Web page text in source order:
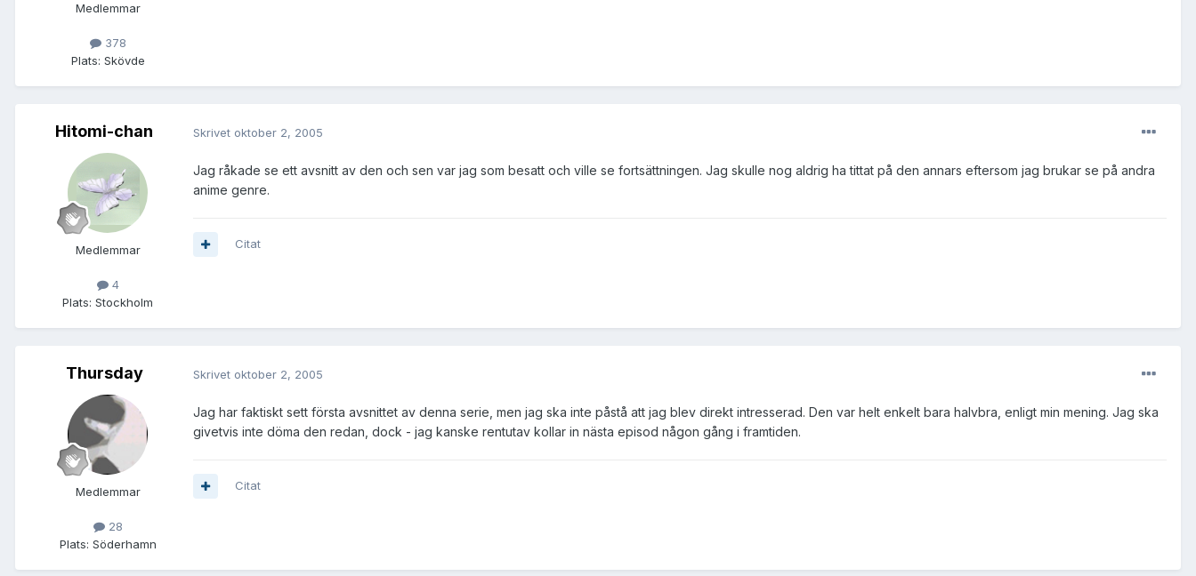
Medlemmar
378
Plats: Skövde
Hitomi-chan
Medlemmar
4
Plats: Stockholm
Skrivet oktober 2, 2005
Jag råkade se ett avsnitt av den och sen var jag som besatt och ville se fortsättningen. Jag skulle nog aldrig ha tittat på den annars eftersom jag brukar se på andra
anime genre.
Citat
Thursday
Medlemmar
28
Plats: Söderhamn
Skrivet oktober 2, 2005
Jag har faktiskt sett första avsnittet av denna serie, men jag ska inte påstå att jag blev direkt intresserad. Den var helt enkelt bara halvbra, enligt min mening. Jag ska
givetvis inte döma den redan, dock - jag kanske rentutav kollar in nästa episod någon gång i framtiden.
Citat